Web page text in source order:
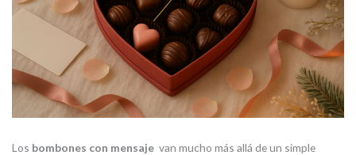
Los bombones con mensaje van mucho más allá de un simple